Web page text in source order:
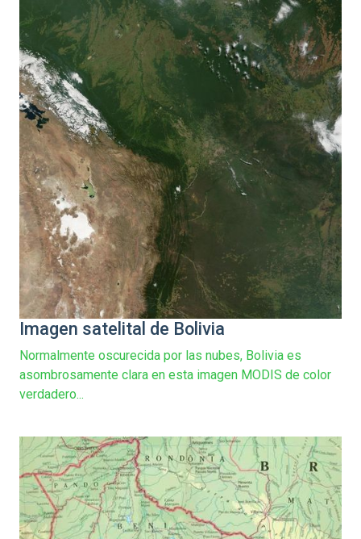
Imagen satelital de Bolivia
Normalmente oscurecida por las nubes, Bolivia es
asombrosamente clara en esta imagen MODIS de color
verdadero...